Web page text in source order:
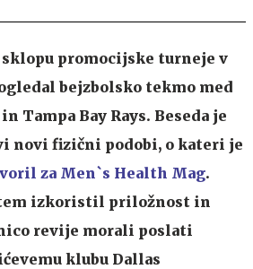
sklopu promocijske turneje v
bejzbolsko tekmo med
Tampa Bay Rays. Beseda je
novi fizični podobi, o kateri je
za Men`s Health Mag.
izkoristil priložnost in
revije morali poslati
klubu Dallas